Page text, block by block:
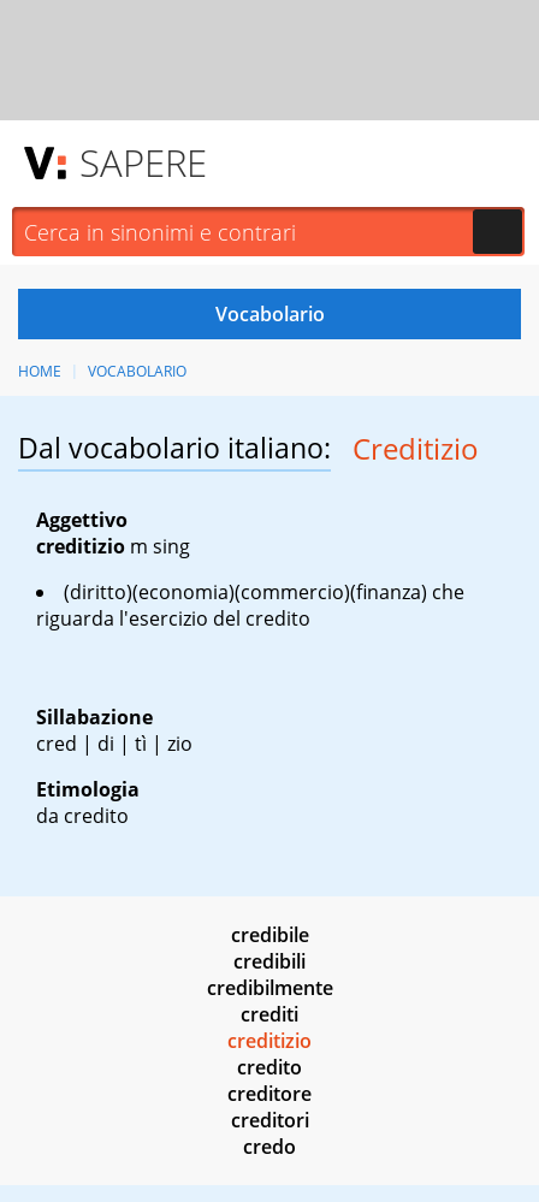
SAPERE
HOME VOCABOLARIO
Dal vocabolario italiano: Creditizio
Aggettivo
creditizio m sing
(diritto)(economia)(commercio)(finanza) che
riguarda l'esercizio del credito
Sillabazione
cred | di | tì | zio
Etimologia
da credito
credibile
credibili
credibilmente
crediti
creditizio
credito
creditore
creditori
credo